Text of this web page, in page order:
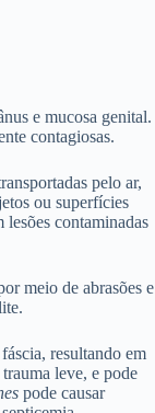
e mucosa genital.
contagiosas.
pelo ar,
ou superfícies
lesões contaminadas
meio de abrasões e
resultando em
leve, e pode
pode causar